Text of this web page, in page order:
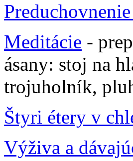
Meditácie -
ásany: stoj na
trojuholník,
Štyri étery v
Výživa a